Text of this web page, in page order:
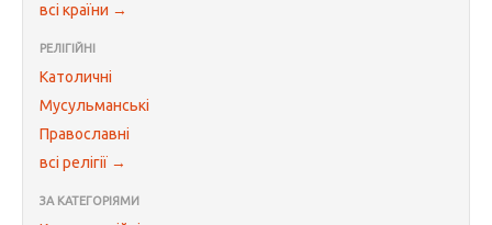
всі країни →
РЕЛІГІЙНІ
Католичні
Мусульманські
Православні
всі релігії →
ЗА КАТЕГОРІЯМИ